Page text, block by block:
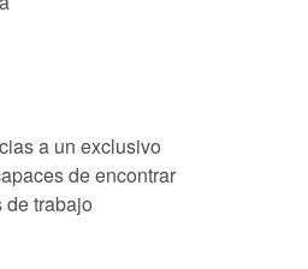
a un exclusivo
de encontrar
de trabajo